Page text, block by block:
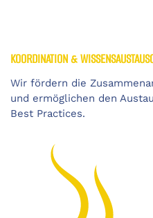
KOORDINATION &
Wir fördern die
und ermöglichen den
Best Practices.